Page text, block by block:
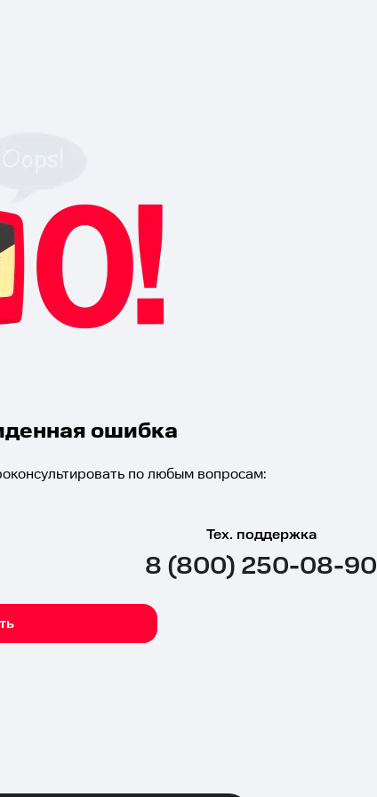
ошибка
по любым вопросам:
Тех. поддержка
8 (800) 250-08-90